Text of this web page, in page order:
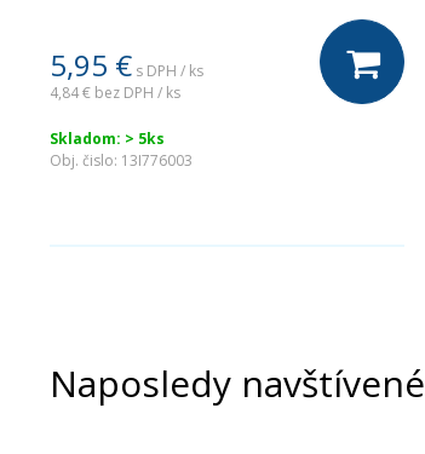
5,95 € s DPH / ks
4,84 € bez DPH / ks
Skladom: > 5ks
Obj. čislo: 13I776003
Naposledy navštívené